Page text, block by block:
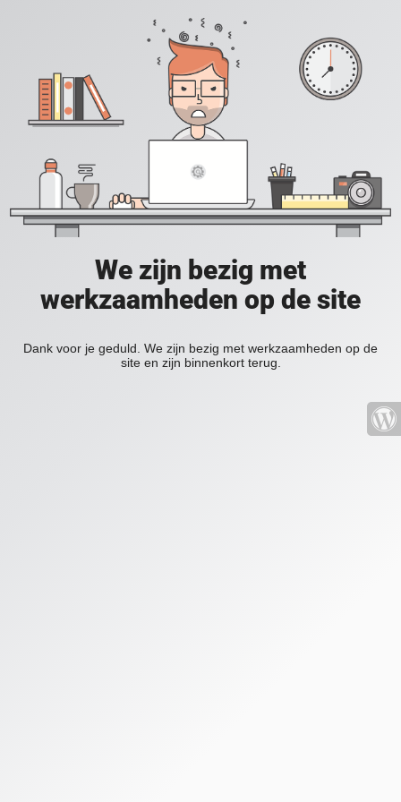
We zijn bezig met
werkzaamheden op de site
Dank voor je geduld. We zijn bezig met werkzaamheden op de
site en zijn binnenkort terug.